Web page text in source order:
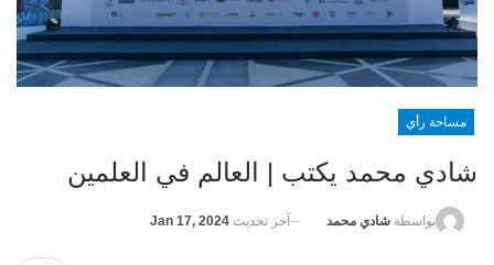
مساحة رأي
شادي محمد يكتب | العالم في العلمين
بواسطة شادي محمد آخر تحديث Jan 17, 2024